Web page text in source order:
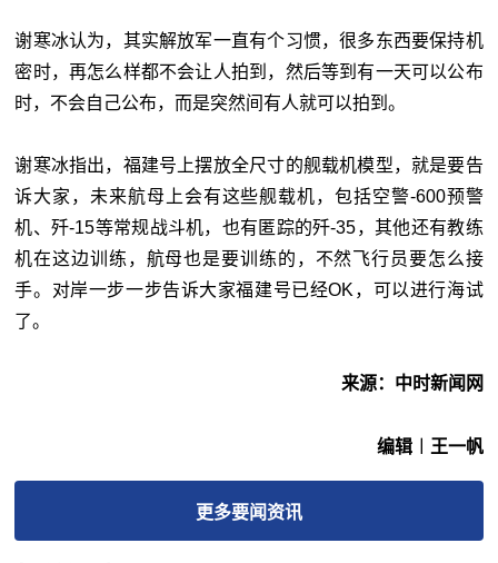
谢寒冰认为，其实解放军一直有个习惯，很多东西要保持机
密时，再怎么样都不会让人拍到，然后等到有一天可以公布
时，不会自己公布，而是突然间有人就可以拍到。
谢寒冰指出，福建号上摆放全尺寸的舰载机模型，就是要告
诉大家，未来航母上会有这些舰载机，包括空警-600预警
机、歼-15等常规战斗机，也有匿踪的歼-35，其他还有教练
机在这边训练，航母也是要训练的，不然飞行员要怎么接
手。对岸一步一步告诉大家福建号已经OK，可以进行海试
了。
来源：中时新闻网
编辑︱王一帆
更多要闻资讯